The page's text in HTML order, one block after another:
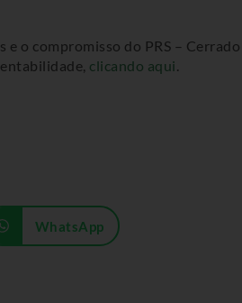
e o compromisso do PRS – Cerrado
clicando aqui.
WhatsApp